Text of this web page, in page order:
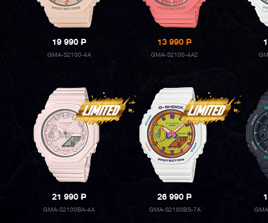
19 990P
GMA-S2100-4A
13 990P
GMA-S2100-4A2
21 990P
GMA-S2100BA-4A
26 990P
GMA-S2100BS-7A